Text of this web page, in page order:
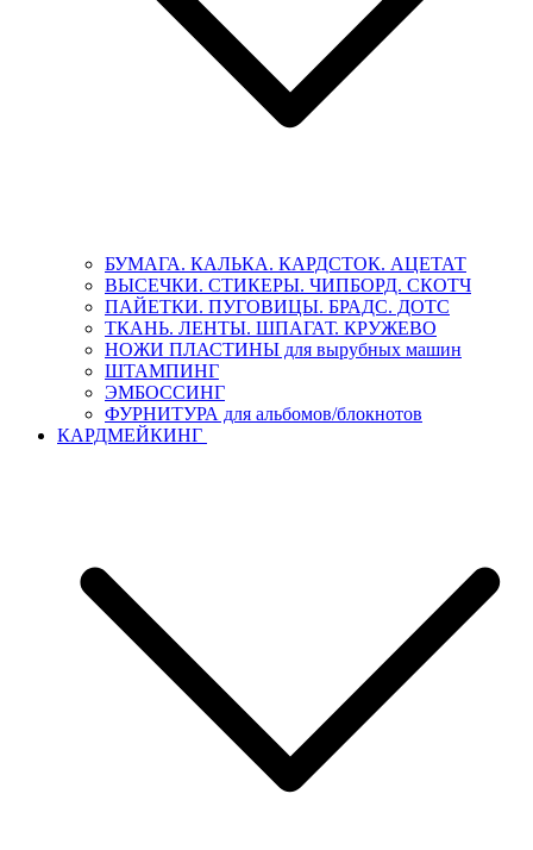
БУМАГА. КАЛЬКА. КАРДСТОК. АЦЕТАТ
ВЫСЕЧКИ. СТИКЕРЫ. ЧИПБОРД. СКОТЧ
ПАЙЕТКИ. ПУГОВИЦЫ. БРАДС. ДОТС
ТКАНЬ. ЛЕНТЫ. ШПАГАТ. КРУЖЕВО
НОЖИ ПЛАСТИНЫ для вырубных машин
ШТАМПИНГ
ЭМБОССИНГ
ФУРНИТУРА для альбомов/блокнотов
КАРДМЕЙКИНГ